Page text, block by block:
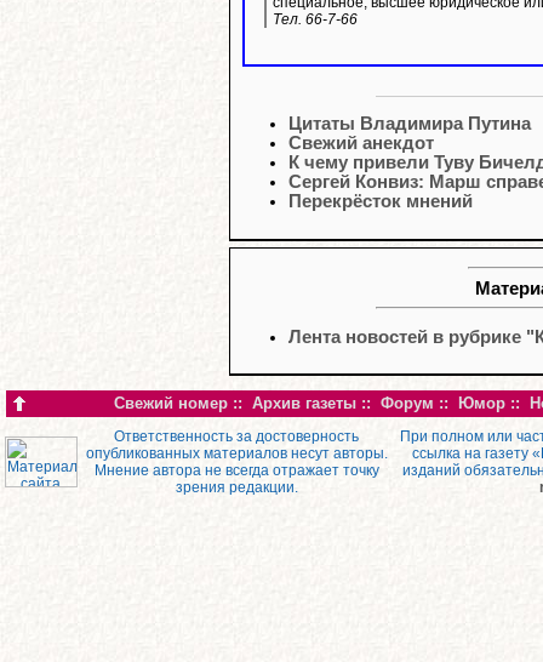
Тел. 66-7-66
Цитаты Владимира Путина
Свежий анекдот
К чему привели Туву
Сергей Конвиз: Марш
Перекрёсток мнений
Лента новостей в рубрике
Свежий номер :: Архив газеты :: Форум :: Юмор ::
Ответственность за достоверность
опубликованных материалов несут авторы.
Мнение автора не всегда отражает точку
зрения редакции.
При полном или
ссылка на газету
изданий